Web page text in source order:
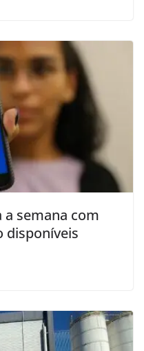
a semana com
disponíveis